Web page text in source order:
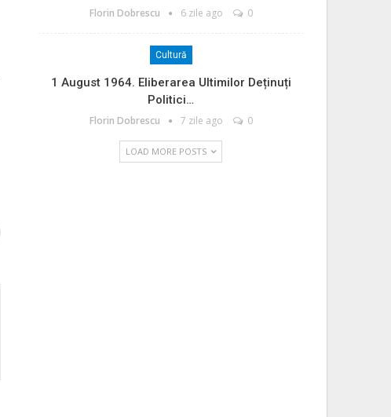
Florin Dobrescu 6 zile ago 0
Cultură
1 August 1964. Eliberarea Ultimilor Deținuți
Politici…
Florin Dobrescu 7 zile ago 0
LOAD MORE POSTS